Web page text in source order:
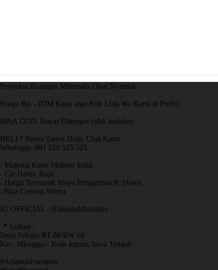
Penyekat Ruangan Minimalis Obat Nyamuk
Harga Rp. - (DM Kami atau Klik Link Wa Kami di Profil)
BISA COD, Bayar Ditempat (s&k berlaku)
BELI ? Tanya Tanya Dulu, Chat Kami :
Whatsapp. 081 229 525 525
- Material Kayu Mahoni Solid
- Cat Halus, Rapi
- Harga Termasuk Biaya Pengiriman P. JAWA
- Bisa Custom Warna
IG OFFICIAL : @amanahfurniture
📍 Lokasi :
Desa Sekuro RT 08/RW 02
Kec. Mlonggo - Kota Jepara, Jawa Tengah
​#AmanahFurniture